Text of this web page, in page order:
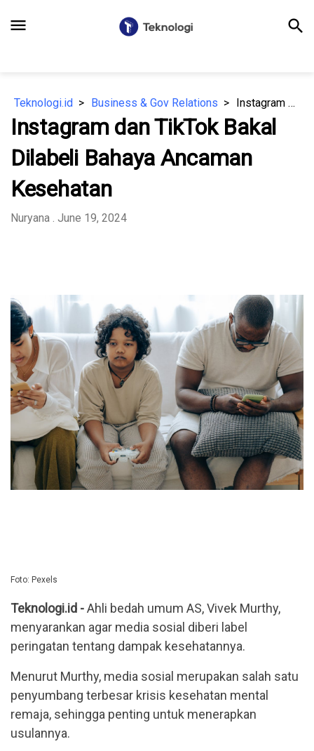
menu search
Teknologi.id Business & Gov Relations Instagram dan TikTok Bakal Dilabeli Bahaya Ancaman Kesehatan
Instagram dan TikTok Bakal
Dilabeli Bahaya Ancaman
Kesehatan
Nuryana . June 19, 2024
Foto: Pexels
Teknologi.id -Ahli bedah umum AS, Vivek Murthy,
menyarankan agar media sosial diberi label
peringatan tentang dampak kesehatannya.
Menurut Murthy, media sosial merupakan salah satu
penyumbang terbesar krisis kesehatan mental
remaja, sehingga penting untuk menerapkan
usulannya.